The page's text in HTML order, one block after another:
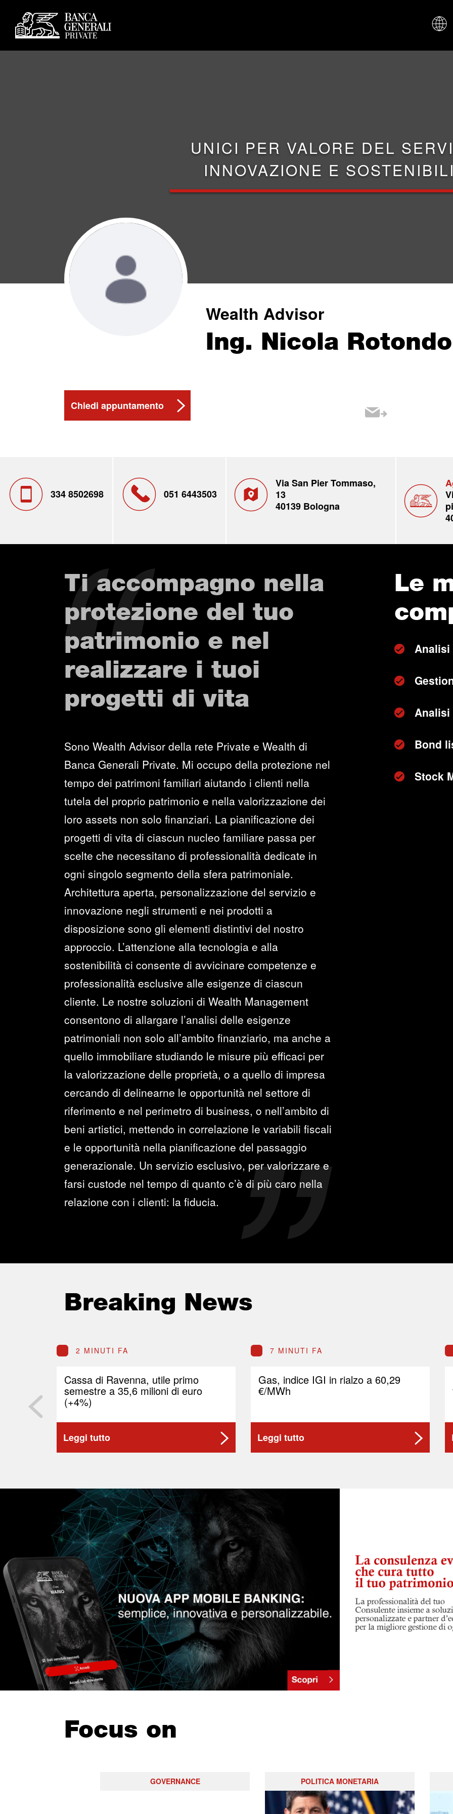
UNICI PER VALORE DEL
INNOVAZIONE E
Wealth Advisor
Ing. Nicola Rotondo
Chiedi appuntamento
334 8502698 051 6443503
Via San Pier Tommaso,
13
40139 Bologna
Ti accompagno nella
protezione del tuo
patrimonio e nel
realizzare i tuoi
progetti di vita
Sono Wealth Advisor della rete Private e Wealth di
Banca Generali Private. Mi occupo della protezione nel
tempo dei patrimoni familiari aiutando i clienti nella
tutela del proprio patrimonio e nella valorizzazione dei
loro assets non solo finanziari. La pianificazione dei
progetti di vita di ciascun nucleo familiare passa per
scelte che necessitano di professionalità dedicate in
ogni singolo segmento della sfera patrimoniale.
Architettura aperta, personalizzazione del servizio e
innovazione negli strumenti e nei prodotti a
disposizione sono gli elementi distintivi del nostro
approccio. L’attenzione alla tecnologia e alla
sostenibilità ci consente di avvicinare competenze e
professionalità esclusive alle esigenze di ciascun
cliente. Le nostre soluzioni di Wealth Management
consentono di allargare l’analisi delle esigenze
patrimoniali non solo all’ambito finanziario, ma anche a
quello immobiliare studiando le misure più efficaci per
la valorizzazione delle proprietà, o a quello di impresa
cercando di delinearne le opportunità nel settore di
riferimento e nel perimetro di business, o nell’ambito di
beni artistici, mettendo in correlazione le variabili fiscali
e le opportunità nella pianificazione del passaggio
generazionale. Un servizio esclusivo, per valorizzare e
farsi custode nel tempo di quanto c’è di più caro nella
relazione con i clienti: la fiducia.
Le
Analisi
Bond
Stock
Breaking News
2 MINUTI FA
Cassa di Ravenna, utile primo
semestre a 35,6 milioni di euro
(+4%)
Leggi tutto
7 MINUTI FA
Gas, indice IGI in rialzo a 60,29
€/MWh
Leggi tutto
Focus on
GOVERNANCE POLITICA MONETARIA